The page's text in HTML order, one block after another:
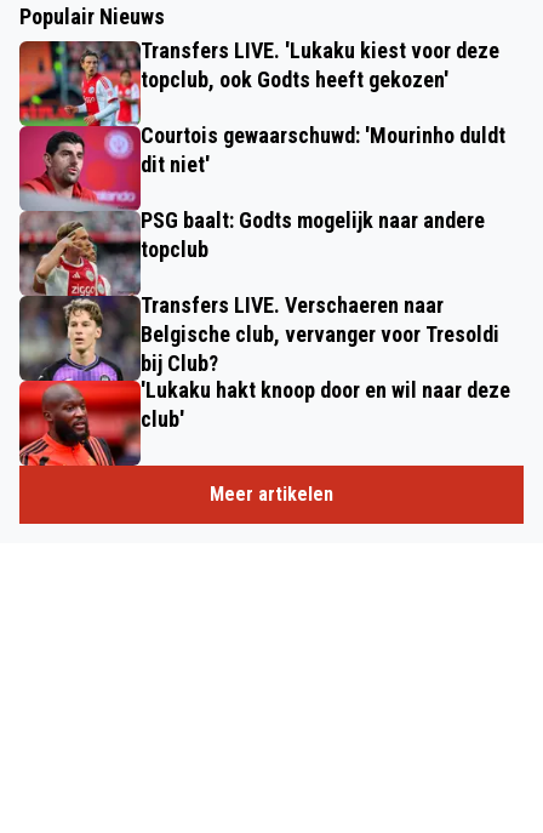
Populair Nieuws
Transfers LIVE. 'Lukaku kiest voor deze
topclub, ook Godts heeft gekozen'
Courtois gewaarschuwd: 'Mourinho duldt
dit niet'
PSG baalt: Godts mogelijk naar andere
topclub
Transfers LIVE. Verschaeren naar
Belgische club, vervanger voor Tresoldi
bij Club?
'Lukaku hakt knoop door en wil naar deze
club'
Meer artikelen